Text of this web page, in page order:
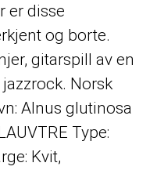
er disse
og borte.
gitarspill av en
Norsk
Alnus glutinosa
Type:
Kvit,